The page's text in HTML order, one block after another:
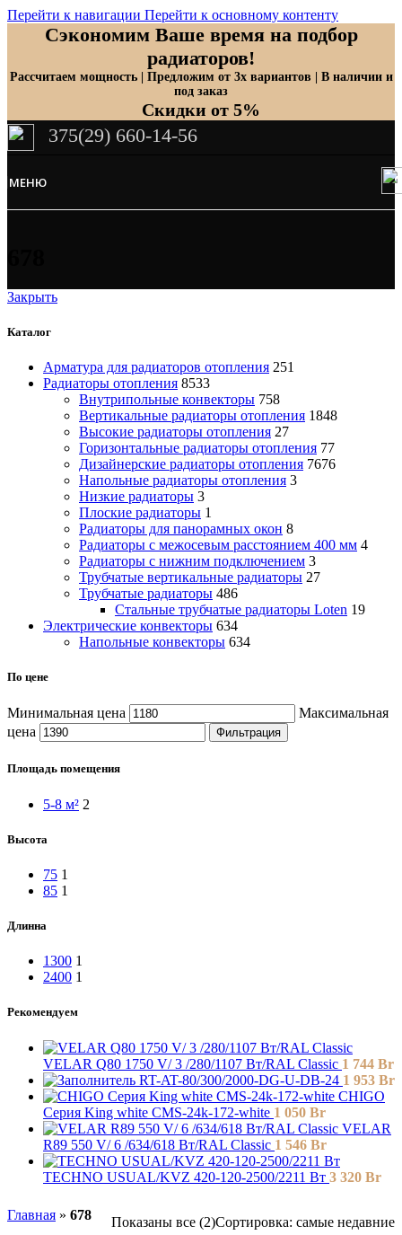
Перейти к навигации Перейти к основному контенту
Сэкономим Ваше время на подбор
радиаторов!
Рассчитаем мощность | Предложим от 3х вариантов | В наличии и
под заказ
Скидки от 5%
375(29) 660-14-56
МЕНЮ
Закрыть
Каталог
Арматура для радиаторов отопления 251
Радиаторы отопления 8533
Внутрипольные конвекторы 758
Вертикальные радиаторы отопления 1848
Высокие радиаторы отопления 27
Горизонтальные радиаторы отопления 77
Дизайнерские радиаторы отопления 7676
Напольные радиаторы отопления 3
Низкие радиаторы 3
Плоские радиаторы 1
Радиаторы для панорамных окон 8
Радиаторы с межосевым расстоянием 400 мм 4
Радиаторы с нижним подключением 3
Трубчатые вертикальные радиаторы 27
Трубчатые радиаторы 486
Cтальные трубчатые радиаторы Loten 19
Электрические конвекторы 634
Напольные конвекторы 634
По цене
Минимальная цена
Максимальная
цена
Фильтрация
Площадь помещения
5-8 м² 2
Высота
75 1
85 1
Длинна
1300 1
2400 1
Рекомендуем
VELAR Q80 1750 V/ 3 /280/1107 Вт/RAL Classic 1 744 Br
RT-AT-80/300/2000-DG-U-DB-24 1 953 Br
СHIGO
Серия King white CMS-24k-172-white 1 050 Br
VELAR
R89 550 V/ 6 /634/618 Вт/RAL Classic 1 546 Br
TECHNO USUAL/KVZ 420-120-2500/2211 Вт 3 320 Br
Главная » 678 Показаны все (2)Сортировка: самые недавние